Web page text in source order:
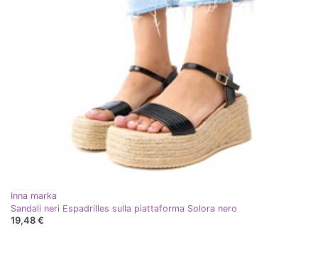
Inna marka
Sandali neri Espadrilles sulla piattaforma Solora nero
19,48 €